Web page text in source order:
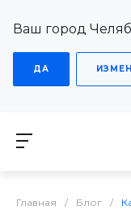
Ваш город
ДА
Главная / Блог /